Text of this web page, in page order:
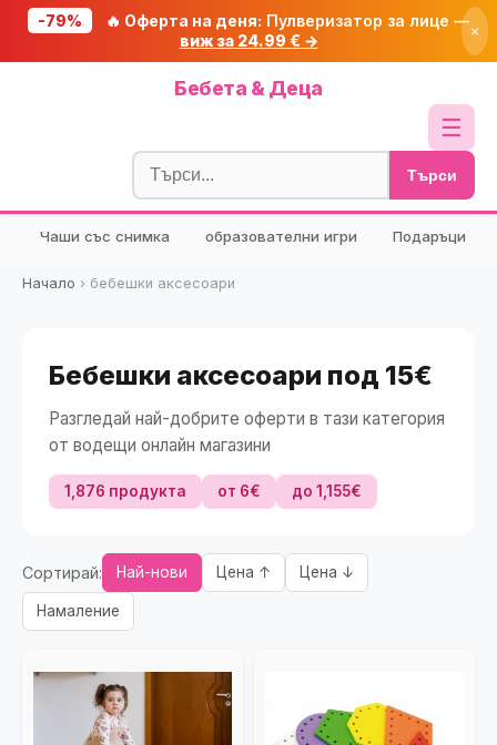
-79% 🔥 Оферта на деня: Пулверизатор за лице —
виж за 24.99 € →
×
Бебета & Деца
☰
Блог
🧮 Калкулатори
🔍 Намери продукт
🎁 Подарък
Търси
Чаши със снимка образователни игри Подаръци
Начало › бебешки аксесоари
Бебешки аксесоари под 15€
Разгледай най-добрите оферти в тази категория
от водещи онлайн магазини
1,876 продукта от 6€ до 1,155€
Сортирай: Най-нови Цена ↑ Цена ↓
Намаление